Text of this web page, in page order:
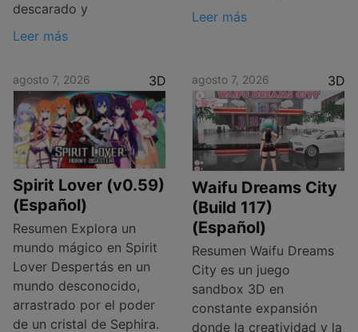
descarado y
Leer más
Leer más
agosto 7, 2026 3D
Spirit Lover (v0.59)
(Español)
Resumen Explora un
mundo mágico en Spirit
Lover Despertás en un
mundo desconocido,
arrastrado por el poder
de un cristal de Sephira.
agosto 7, 2026 3D
Waifu Dreams City
(Build 117)
(Español)
Resumen Waifu Dreams
City es un juego
sandbox 3D en
constante expansión
donde la creatividad y la